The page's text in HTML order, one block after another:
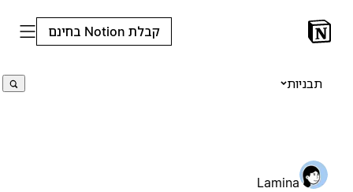
קבלת Notion בחינם
תבניות
Lamina